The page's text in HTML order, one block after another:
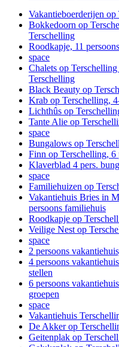
Vakantieboerderijen op
Bokkedoorn op
Terschelling
Roodkapje, 11
space
Chalets op
Terschelling
Black Beauty op
Krab op Terschelling,
Lichthûs op
Tante Alie op
space
Bungalows op
Finn op Terschelling, 6
Klaverblad 4 pers.
space
Familiehuizen op
Vakantiehuis Bries in
persoons familiehuis
Roodkapje op
Veilige Nest op
space
2 persoons
4 persoons
stellen
6 persoons
groepen
space
Vakantiehuis
De Akker op
Geitenplak op